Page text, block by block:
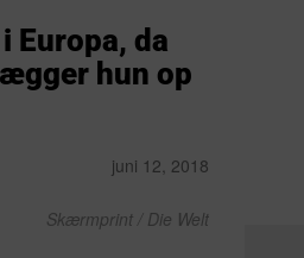
Europa, da
hun op
juni 12, 2018
Skærmprint / Die Welt